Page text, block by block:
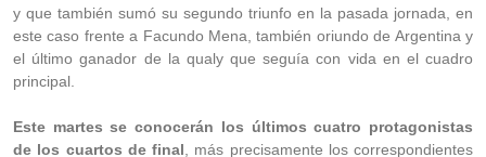
y que también sumó su segundo triunfo en la pasada jornada, en
este caso frente a Facundo Mena, también oriundo de Argentina y
el último ganador de la qualy que seguía con vida en el cuadro
principal.
Este martes se conocerán los últimos cuatro protagonistas
de los cuartos de final , más precisamente los correspondientes